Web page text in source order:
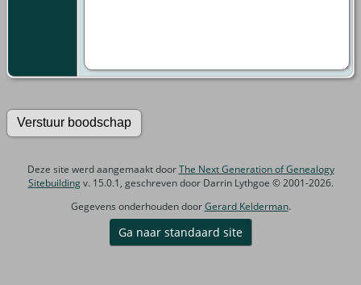
Deze site werd aangemaakt doorThe Next Generation of Genealogy
Sitebuildingv. 15.0.1, geschreven door Darrin Lythgoe © 2001-2026.
Gegevens onderhouden doorGerard Kelderman.
Ga naar standaard site